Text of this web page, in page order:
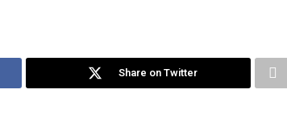
Share on Twitter